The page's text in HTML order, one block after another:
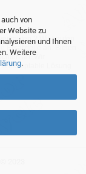
von
Website zu
und Ihnen
Weitere
.
? Wir kaufen
Ersatzteile an. Bieten
an. Wir
akzeptable Lösung